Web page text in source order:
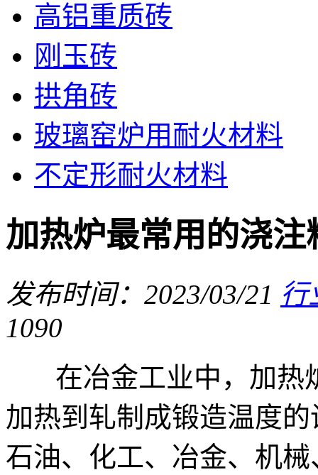
高铝重质砖
刚玉砖
拱角砖
玻璃窑炉用耐火材料
不定形耐火材料
加热炉最常用的浇注
发布时间：2023/03/21 行
1090
在冶金工业中，加热
加热到轧制成锻造温度
石油、化工、冶金、机